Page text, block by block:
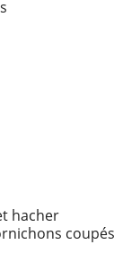
hacher
coupés